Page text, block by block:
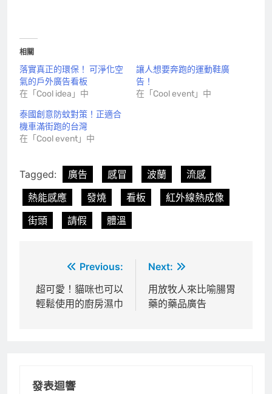
相關
落實真正的環保！ 可淨化空
氣的戶外廣告看板
在「Cool idea」中
讓人想要奔跑的運動鞋廣
告！
在「Cool event」中
泰國創意防蚊對策！正適合
機車滿街跑的台灣
在「Cool event」中
Tagged: 廣告 感冒 波蘭
流感
熱能感應
發燒 看板
紅外線熱成像
街頭
請假 體溫
章
導
Previous:
超可愛！貓咪也可以
輕鬆使用的廚房濕巾
Next:
用放牧人來比喻腸胃
藥的藥品廣告
發表迴響